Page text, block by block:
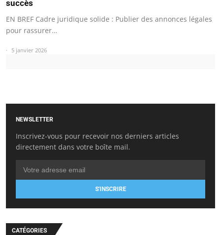
succès
EN BREF Cadre juridique solide : Publier des annonces légales
pour rassurer…
5 janvier 2026
NEWSLETTER
Inscrivez-vous pour recevoir nos derniers articles
directement dans votre boîte mail.
S'INSCRIRE
CATÉGORIES